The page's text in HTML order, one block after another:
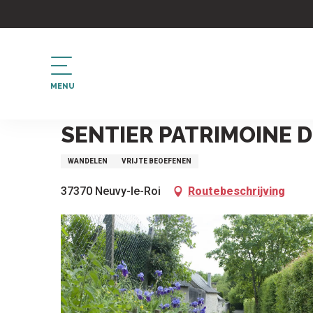
au
MENU
Home
SENTIER PATRIMOINE
WANDELEN VRIJ TE BEOEFENEN
37370 Neuvy-le-Roi Routebeschrijving